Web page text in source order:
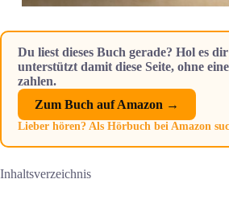
Du liest dieses Buch gerade? Hol es
unterstützt damit diese Seite, ohne
zahlen.
Zum Buch auf Amazon →
Lieber hören? Als Hörbuch bei Amazon
Inhaltsverzeichnis